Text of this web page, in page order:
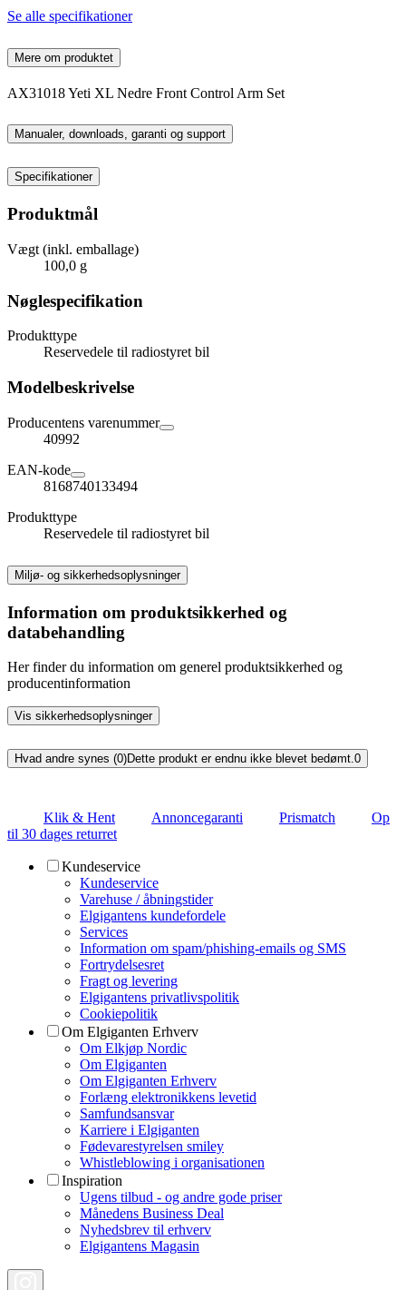
Se alle specifikationer
Mere om produktet
AX31018 Yeti XL Nedre Front Control Arm Set
Manualer, downloads, garanti og support
Specifikationer
Produktmål
Vægt (inkl. emballage)
100,0 g
Nøglespecifikation
Produkttype
Reservedele til radiostyret bil
Modelbeskrivelse
Producentens varenummer
40992
EAN-kode
8168740133494
Produkttype
Reservedele til radiostyret bil
Miljø- og sikkerhedsoplysninger
Information om produktsikkerhed og
databehandling
Her finder du information om generel produktsikkerhed og
producentinformation
Vis sikkerhedsoplysninger
Hvad andre synes (0)Dette produkt er endnu ikke blevet bedømt.0
Klik & Hent Annoncegaranti Prismatch
Op
til 30 dages returret
Kundeservice
Kundeservice
Varehuse / åbningstider
Elgigantens kundefordele
Services
Information om spam/phishing-emails og SMS
Fortrydelsesret
Fragt og levering
Elgigantens privatlivspolitik
Cookiepolitik
Om Elgiganten Erhverv
Om Elkjøp Nordic
Om Elgiganten
Om Elgiganten Erhverv
Forlæng elektronikkens levetid
Samfundsansvar
Karriere i Elgiganten
Fødevarestyrelsen smiley
Whistleblowing i organisationen
Inspiration
Ugens tilbud - og andre gode priser
Månedens Business Deal
Nyhedsbrev til erhverv
Elgigantens Magasin